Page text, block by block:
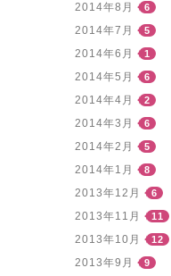
2014年8月 6
2014年7月 5
2014年6月 1
2014年5月 6
2014年4月 2
2014年3月 6
2014年2月 5
2014年1月 8
2013年12月 6
2013年11月 11
2013年10月 12
2013年9月 9